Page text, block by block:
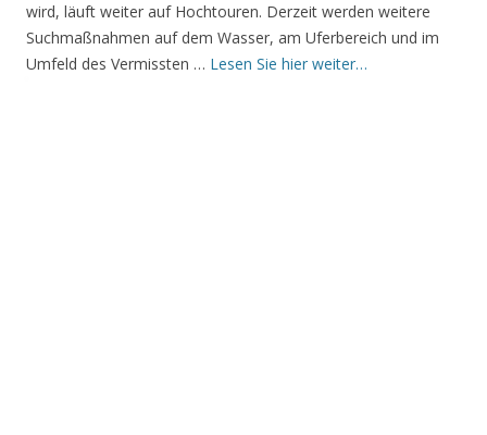
wird, läuft weiter auf Hochtouren. Derzeit werden weitere
Suchmaßnahmen auf dem Wasser, am Uferbereich und im
Umfeld des Vermissten … Lesen Sie hier weiter…